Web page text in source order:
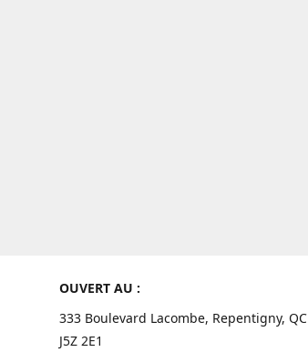
OUVERT AU :
333 Boulevard Lacombe, Repentigny, QC
J5Z 2E1